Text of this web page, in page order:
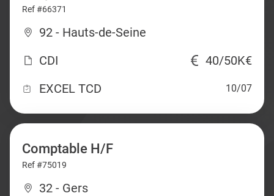
Ref #66371
92 - Hauts-de-Seine
CDI
40/50K€
EXCEL TCD
10/07
Comptable H/F
Ref #75019
32 - Gers